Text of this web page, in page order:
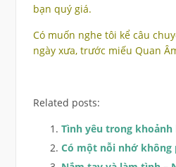
bạn quý giá.
Có muốn nghe tôi kể câu
ngày xưa, trước miếu Quan
Related posts:
Tình yêu trong khoảnh
Có một nỗi nhớ không